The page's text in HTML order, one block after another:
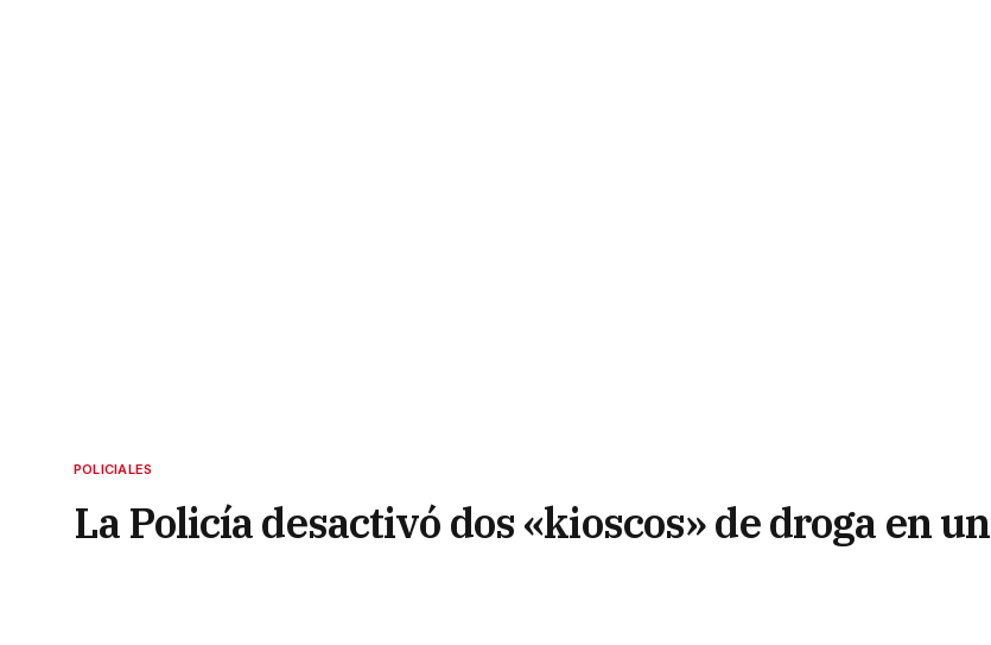
POLICIALES
La Policía desactivó dos «kioscos» de droga en un